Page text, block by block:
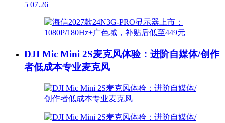
5 07.26
DJI Mic Mini 2S麦克风体验：进阶自媒体/创作
者低成本专业麦克风